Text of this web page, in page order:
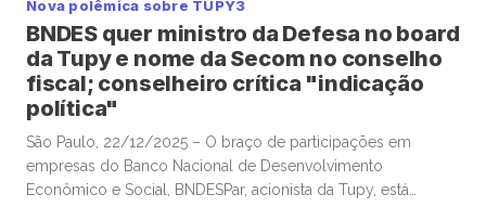
Nova polêmica sobre TUPY3
BNDES quer ministro da Defesa no board
da Tupy e nome da Secom no conselho
fiscal; conselheiro crítica "indicação
política"
São Paulo, 22/12/2025 – O braço de participações em
empresas do Banco Nacional de Desenvolvimento
Econômico e Social, BNDESPar, acionista da Tupy, está